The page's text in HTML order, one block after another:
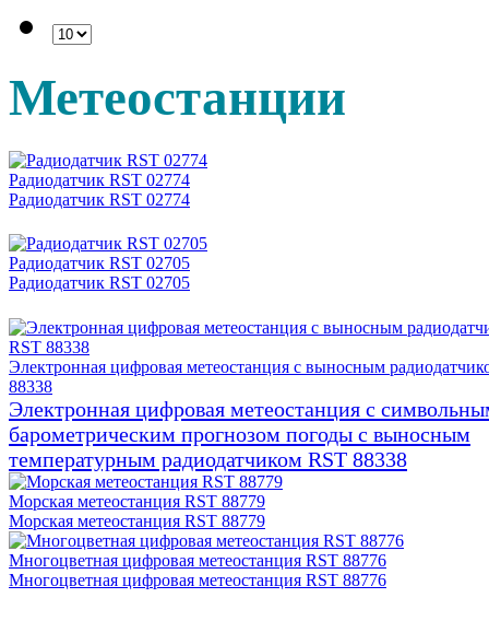
Метеостанции
Радиодатчик RST 02774
Радиодатчик RST 02774
Радиодатчик RST 02705
Радиодатчик RST 02705
Электронная цифровая метеостанция с выносным
88338
Электронная цифровая метеостанция с
барометрическим прогнозом погоды с выносным
температурным радиодатчиком RST 88338
Морская метеостанция RST 88779
Морская метеостанция RST 88779
Многоцветная цифровая метеостанция RST 88776
Многоцветная цифровая метеостанция RST 88776